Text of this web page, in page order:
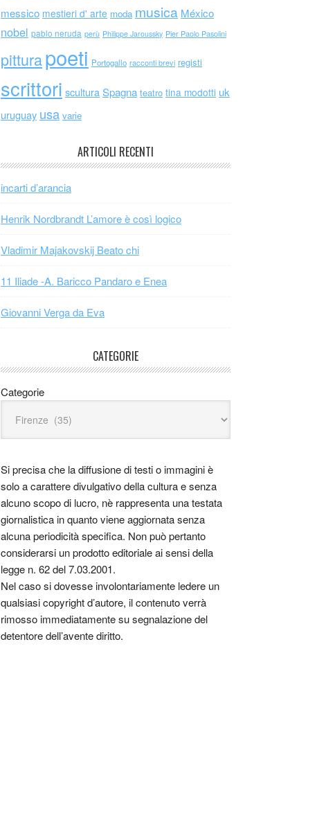
messico mestieri d' arte moda musica México
nobel pablo neruda perù Philippe Jaroussky Pier Paolo Pasolini
pitturapoeti Portogallo racconti brevi registi
scrittori scultura Spagna teatro tina modotti uk
uruguay usa varie
ARTICOLI RECENTI
incarti d’arancia
Henrik Nordbrandt L’amore è così logico
Vladimir Majakovskij Beato chi
11 Iliade -A. Baricco Pandaro e Enea
Giovanni Verga da Eva
CATEGORIE
Categorie
Si precisa che la diffusione di testi o immagini è
solo a carattere divulgativo della cultura e senza
alcuno scopo di lucro, nè rappresenta una testata
giornalistica in quanto viene aggiornata senza
alcuna periodicità specifica. Non può pertanto
considerarsi un prodotto editoriale ai sensi della
legge n. 62 del 7.03.2001.
Nel caso si dovesse involontariamente ledere un
qualsiasi copyright d’autore, il contenuto verrà
rimosso immediatamente su segnalazione del
detentore dell’avente diritto.